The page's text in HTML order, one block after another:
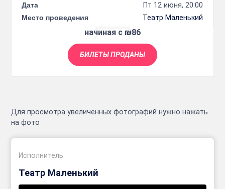
Дата
Пт 12 июня, 20:00
Место проведения
Театр Маленький
начиная с ₪86
БИЛЕТЫ ПРОДАНЫ
Для просмотра увеличенных фотографий нужно нажать
на фото
Исполнитель
Театр Маленький